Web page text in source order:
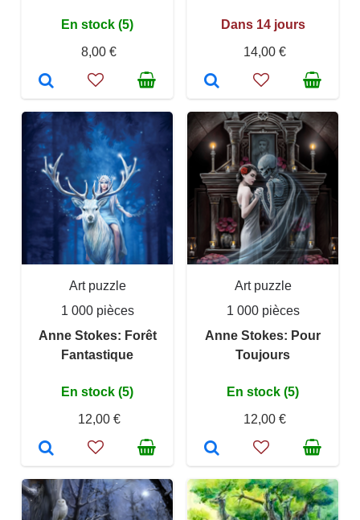
En stock (5)
8,00 €
Dans 14 jours
14,00 €
Art puzzle
1 000 pièces
Anne Stokes: Forêt
Fantastique
En stock (5)
12,00 €
Art puzzle
1 000 pièces
Anne Stokes: Pour
Toujours
En stock (5)
12,00 €